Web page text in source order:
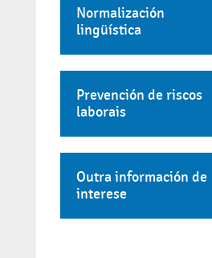
Normalización
lingüística
Prevención de riscos
laborais
Outra información de
interese